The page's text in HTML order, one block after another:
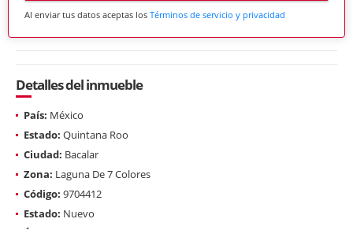
Al enviar tus datos aceptas los Términos de servicio y privacidad
Detalles del inmueble
País: México
Estado: Quintana Roo
Ciudad: Bacalar
Zona: Laguna De 7 Colores
Código: 9704412
Estado: Nuevo